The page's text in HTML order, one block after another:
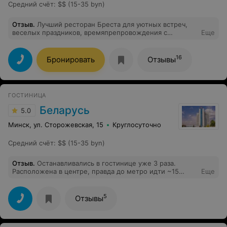
Средний счёт: $$ (15-35 byn)
Отзыв. Лучший ресторан Бреста для уютных встреч,
веселых праздников, времяпрепровождения с
там, стремятся каждому гостю уделить внимание,
подарить улыбку и, конечно, вкусно накормить. Сюда
можно забежать банально на безумно вкусный чай с
потрясающим десертом, и настроение мигом
подымится.
Еще
Бронировать Отзывы16
ГОСТИНИЦА
5.0 Беларусь
Минск, ул. Сторожевская, 15 Круглосуточно
Средний счёт: $$ (15-35 byn)
Отзыв. Останавливались в гостинице уже 3 раза.
Расположена в центре, правда до метро идти ~15
где протекает река Свислочь, и некоторые
достопримечательности столицы. В самом отеле есть
магазины с сувенирами, рестораны и аптека. Персонал
отеля вежлив и предупредителен, девушки на
ресепшене помогали нам со всеми возникающими
Еще
Отзывы5